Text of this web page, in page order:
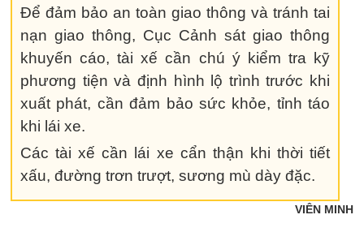
Để đảm bảo an toàn giao thông và tránh tai
nạn giao thông, Cục Cảnh sát giao thông
khuyến cáo, tài xế cần chú ý kiểm tra kỹ
phương tiện và định hình lộ trình trước khi
xuất phát, cần đảm bảo sức khỏe, tỉnh táo
khi lái xe.
Các tài xế cần lái xe cẩn thận khi thời tiết
xấu, đường trơn trượt, sương mù dày đặc.
VIÊN MINH